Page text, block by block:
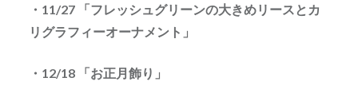
・11/27 「フレッシュグリーンの大きめリースとカ
リグラフィーオーナメント」
・12/18 「お正月飾り」